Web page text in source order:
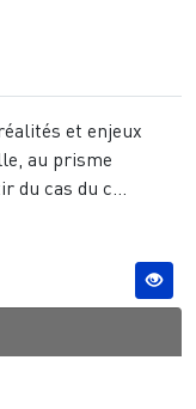
et enjeux
au prisme
cas du c...